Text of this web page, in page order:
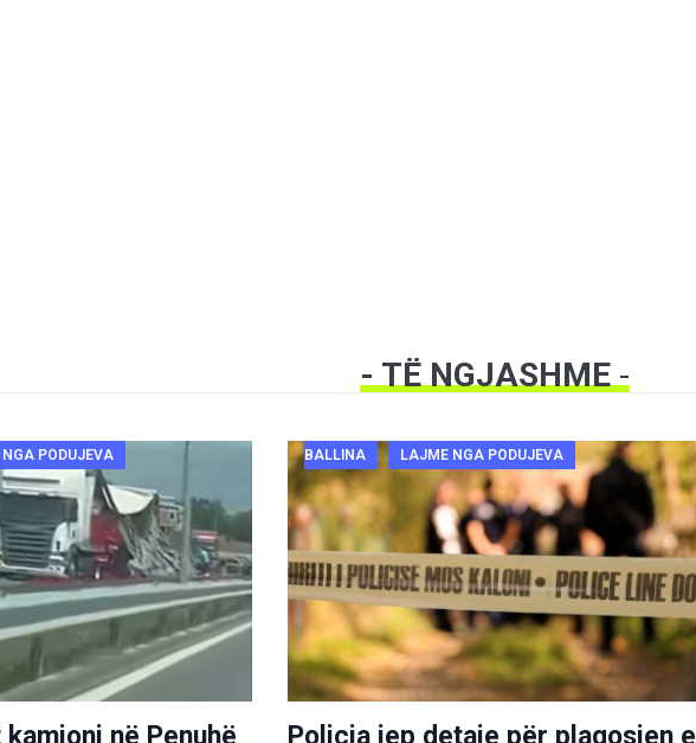
- TË NGJASHME-
PODUJEVA
në Penuhë
BALLINA LAJME NGA PODUJEVA
Policia jep detaje për plagosjen e